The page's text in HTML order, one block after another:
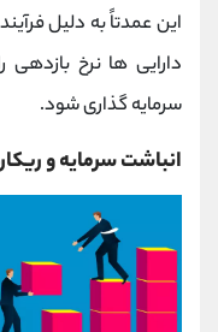
این عمدتاً به دلیل
دارایی ها نرخ
سرمایه گذاری شود.
انباشت سرمایه و